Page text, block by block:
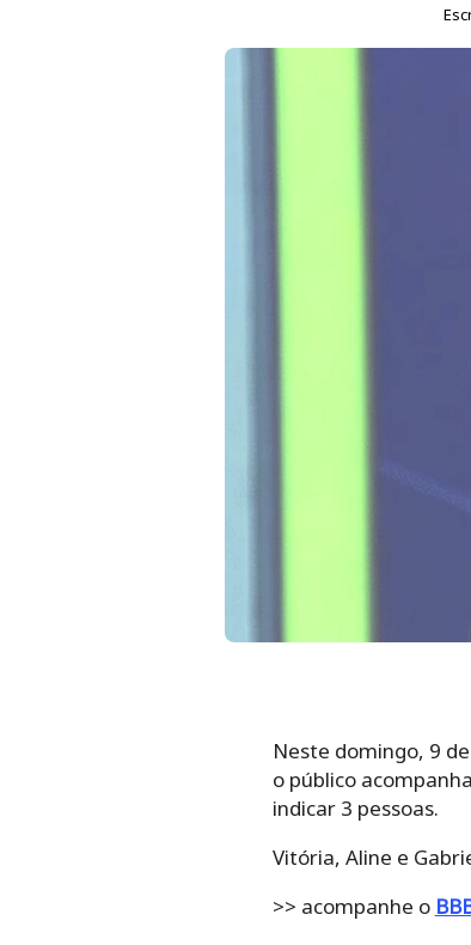
Neste domingo, 9
o público
indicar 3 pessoas.
Vitória, Aline e
>> acompanhe o